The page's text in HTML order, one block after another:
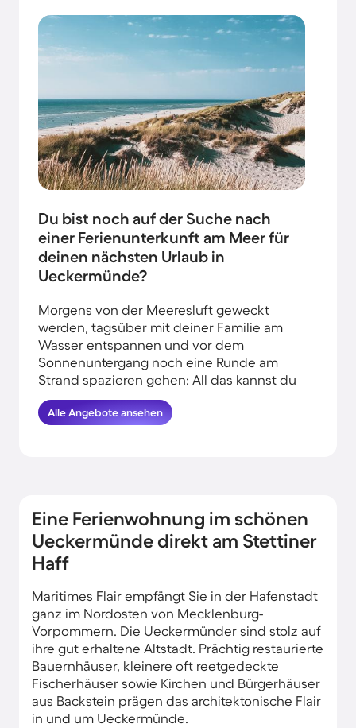
Du bist noch auf der Suche nach
einer Ferienunterkunft am Meer für
deinen nächsten Urlaub in
Ueckermünde?
Morgens von der Meeresluft geweckt
werden, tagsüber mit deiner Familie am
Wasser entspannen und vor dem
Sonnenuntergang noch eine Runde am
Strand spazieren gehen: All das kannst du
erleben, wenn du deinen Urlaub am
Wasser in Ueckermünde verbringst.
wieder nachhause.
Alle Angebote ansehen
Eine Ferienwohnung im schönen
Ueckermünde direkt am Stettiner
Haff
Maritimes Flair empfängt Sie in der Hafenstadt
ganz im Nordosten von Mecklenburg-
Vorpommern. Die Ueckermünder sind stolz auf
ihre gut erhaltene Altstadt. Prächtig restaurierte
Bauernhäuser, kleinere oft reetgedeckte
Fischerhäuser sowie Kirchen und Bürgerhäuser
aus Backstein prägen das architektonische Flair
in und um Ueckermünde.